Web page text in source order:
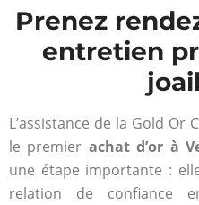
Prenez
entretien
L’assistance de la Gold Or
le premier achat d’or à
une étape importante :
relation de confiance